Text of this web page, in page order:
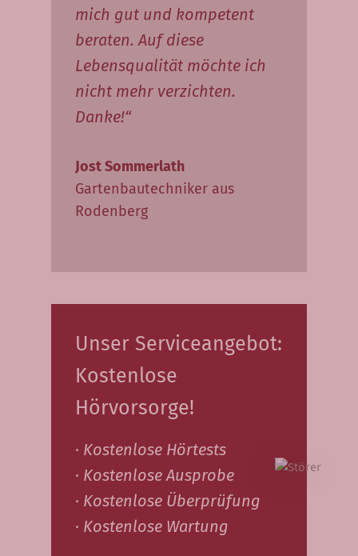
mich gut und kompetent
beraten. Auf diese
Lebensqualität möchte ich
nicht mehr verzichten.
Danke!“
Jost Sommerlath
Gartenbautechniker aus
Rodenberg
Unser Serviceangebot:
Kostenlose
Hörvorsorge!
· Kostenlose Hörtests
· Kostenlose Ausprobe
· Kostenlose Überprüfung
· Kostenlose Wartung